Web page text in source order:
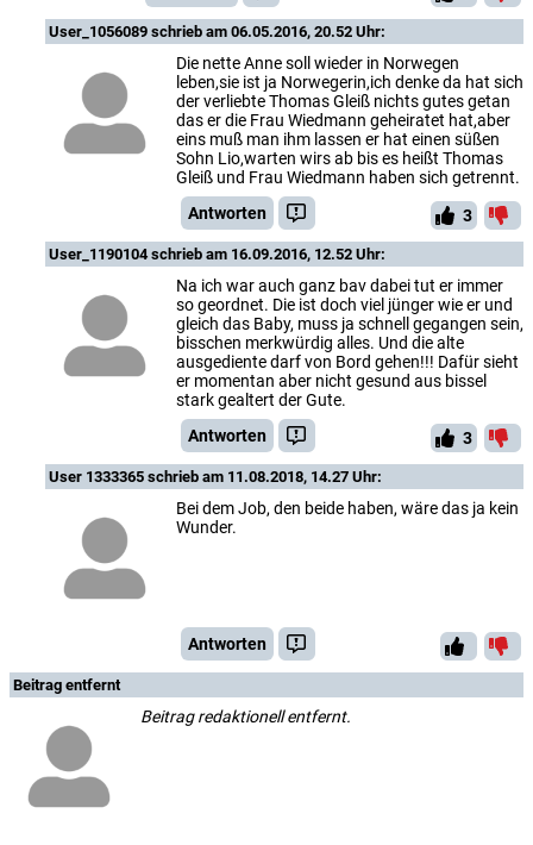
User_1056089 schrieb am 06.05.2016, 20.52 Uhr:
Die nette Anne soll wieder in Norwegen
leben,sie ist ja Norwegerin,ich denke da hat sich
der verliebte Thomas Gleiß nichts gutes getan
das er die Frau Wiedmann geheiratet hat,aber
eins muß man ihm lassen er hat einen süßen
Sohn Lio,warten wirs ab bis es heißt Thomas
Gleiß und Frau Wiedmann haben sich getrennt.
Antworten
3
User_1190104schrieb am 16.09.2016, 12.52 Uhr:
Na ich war auch ganz bav dabei tut er immer
so geordnet. Die ist doch viel jünger wie er und
gleich das Baby, muss ja schnell gegangen sein,
bisschen merkwürdig alles. Und die alte
ausgediente darf von Bord gehen!!! Dafür sieht
er momentan aber nicht gesund aus bissel
stark gealtert der Gute.
Antworten
3
User 1333365 schrieb am 11.08.2018, 14.27 Uhr:
Bei dem Job, den beide haben, wäre das ja kein
Wunder.
Antworten
Beitrag entfernt
Beitrag redaktionell entfernt.